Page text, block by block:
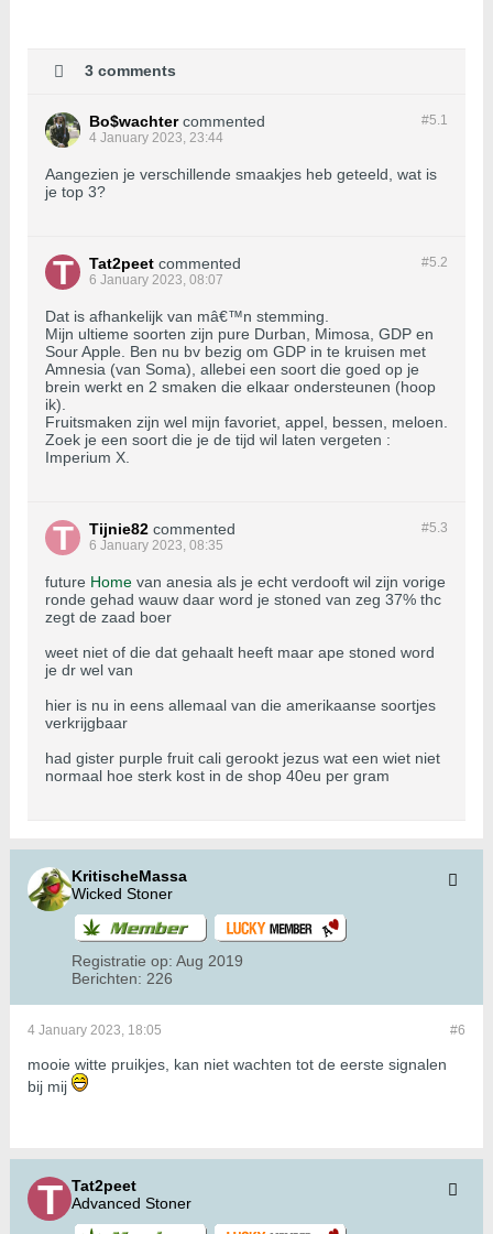
3 comments
#5.1
Bo$wachter commented
4 January 2023, 23:44
Aangezien je verschillende smaakjes heb geteeld, wat is
je top 3?
#5.2
Tat2peet commented
6 January 2023, 08:07
Dat is afhankelijk van mâ€™n stemming.
Mijn ultieme soorten zijn pure Durban, Mimosa, GDP en
Sour Apple. Ben nu bv bezig om GDP in te kruisen met
Amnesia (van Soma), allebei een soort die goed op je
brein werkt en 2 smaken die elkaar ondersteunen (hoop
ik).
Fruitsmaken zijn wel mijn favoriet, appel, bessen, meloen.
Zoek je een soort die je de tijd wil laten vergeten :
Imperium X.
#5.3
Tijnie82 commented
6 January 2023, 08:35
future Home van anesia als je echt verdooft wil zijn vorige
ronde gehad wauw daar word je stoned van zeg 37% thc
zegt de zaad boer
weet niet of die dat gehaalt heeft maar ape stoned word
je dr wel van
hier is nu in eens allemaal van die amerikaanse soortjes
verkrijgbaar
had gister purple fruit cali gerookt jezus wat een wiet niet
normaal hoe sterk kost in de shop 40eu per gram
KritischeMassa
Wicked Stoner
Registratie op: Aug 2019
Berichten: 226
#6
4 January 2023, 18:05
mooie witte pruikjes, kan niet wachten tot de eerste signalen
bij mij
Tat2peet
Advanced Stoner